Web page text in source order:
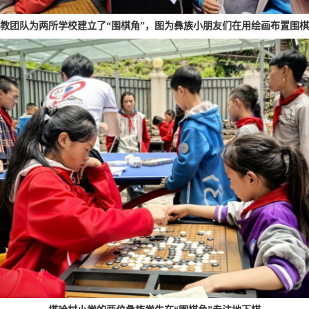
团队为两所学校建立了“围棋角”，图为彝族小朋友们在用绘画布置围